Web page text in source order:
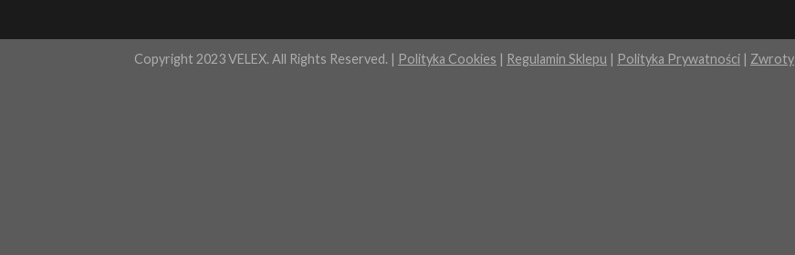
Copyright 2023 VELEX. All Rights Reserved. | Polityka Cookies | Regulamin Sklepu | Polityka Prywatności | Zwroty